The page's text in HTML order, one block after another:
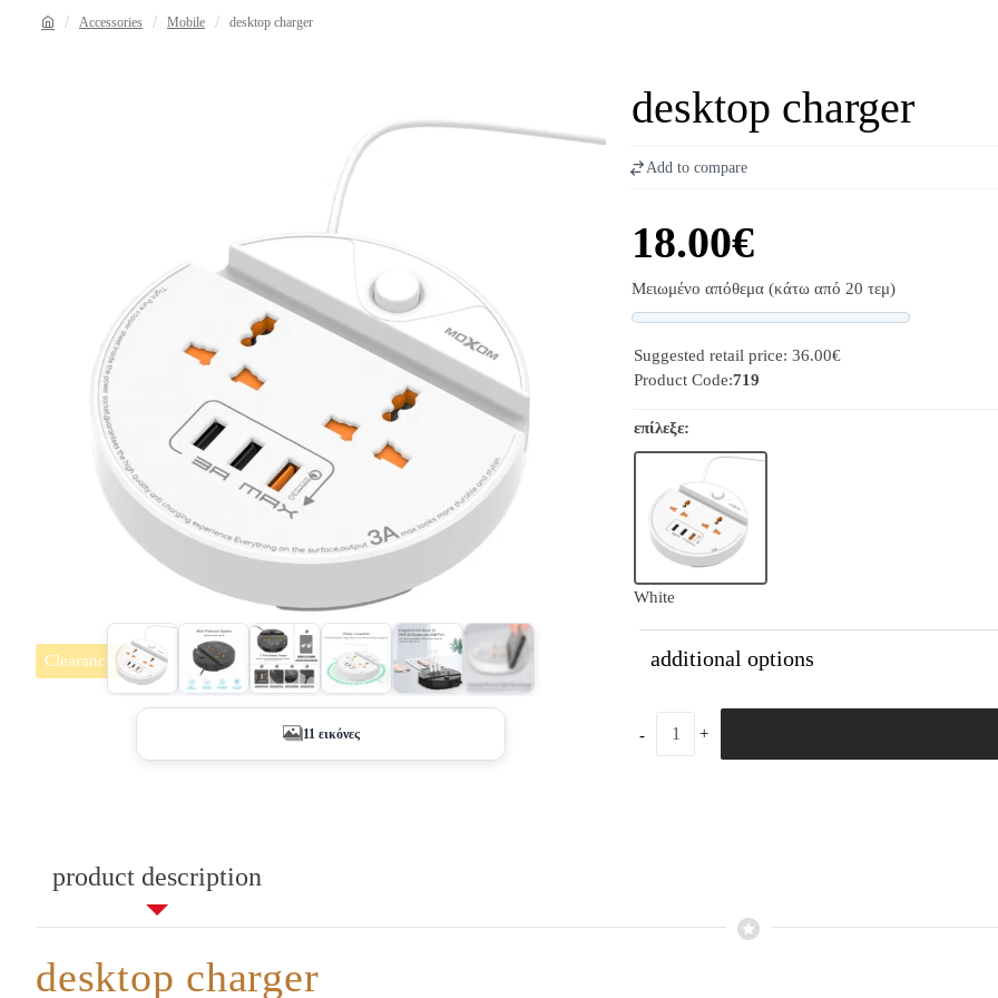
Accessories Mobile desktop charger
Clearance
11 εικόνες
desktop charger
18.00€
Μειωμένο απόθεμα (κάτω από 20 τεμ)
Add to compare
Suggested retail price: 36.00€
Product Code:719
επίλεξε:
White
additional options
product description
desktop charger